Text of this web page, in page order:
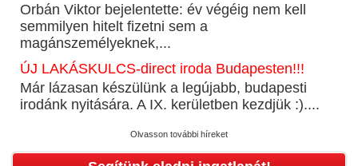
Orbán Viktor bejelentette: év végéig nem kell
semmilyen hitelt fizetni sem a
magánszemélyeknek,...
ÚJ LAKÁSKULCS-direct iroda Budapesten!!!
Már lázasan készülünk a legújabb, budapesti
irodánk nyitására. A IX. kerületben kezdjük :)....
Olvasson további híreket